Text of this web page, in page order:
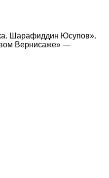
Шарафиддин Юсупов».
Вернисаже» —